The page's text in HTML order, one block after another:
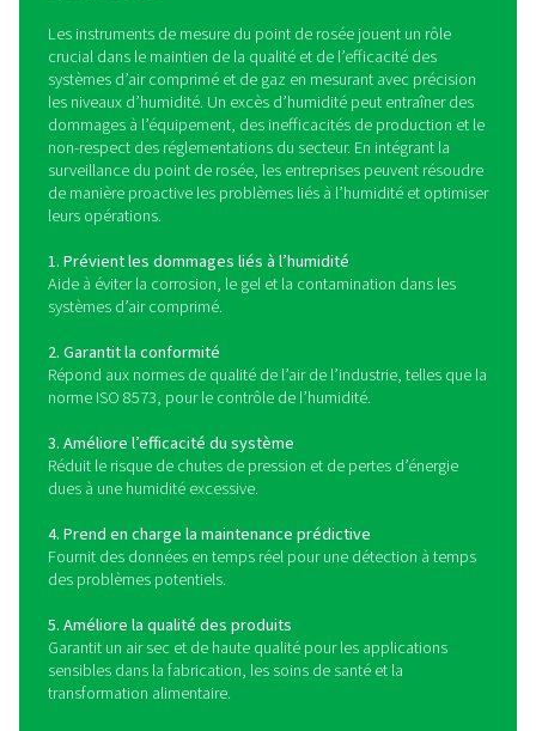
des alertes en temps réel, garantissant un air sec et de
et l'efficacité du système.
Comment fonctionnent
instruments de mesure du
de rosée ?
Les instruments de mesure du point de rosée
température à laquelle l’humidité de l’air comprimé ou
condense en liquide. Ils utilisent une technologie de
en polymère, pour détecter les niveaux d’humidité et
mesures précises du point de rosée. Certains
capacités d’enregistrement de données, ce qui
opérateurs de suivre les tendances et de réagir de
proactive aux changements de qualité de l’air. En